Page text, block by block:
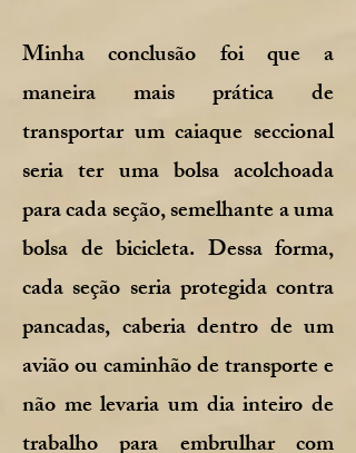
Minha conclusão foi que a
maneira mais prática de
transportar um caiaque seccional
seria ter uma bolsa acolchoada
para cada seção, semelhante a uma
bolsa de bicicleta. Dessa forma,
cada seção seria protegida contra
pancadas, caberia dentro de um
avião ou caminhão de transporte e
não me levaria um dia inteiro de